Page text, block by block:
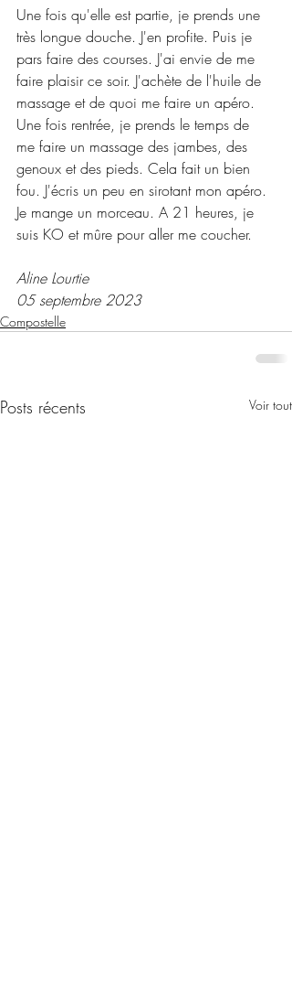
Une fois qu'elle est partie, je prends une
très longue douche. J'en profite. Puis je
pars faire des courses. J'ai envie de me
faire plaisir ce soir. J'achète de l'huile de
massage et de quoi me faire un apéro.
Une fois rentrée, je prends le temps de
me faire un massage des jambes, des
genoux et des pieds. Cela fait un bien
fou. J'écris un peu en sirotant mon apéro.
Je mange un morceau. A 21 heures, je
suis KO et mûre pour aller me coucher.
Aline Lourtie
05 septembre 2023
Compostelle
Posts récents Voir tout